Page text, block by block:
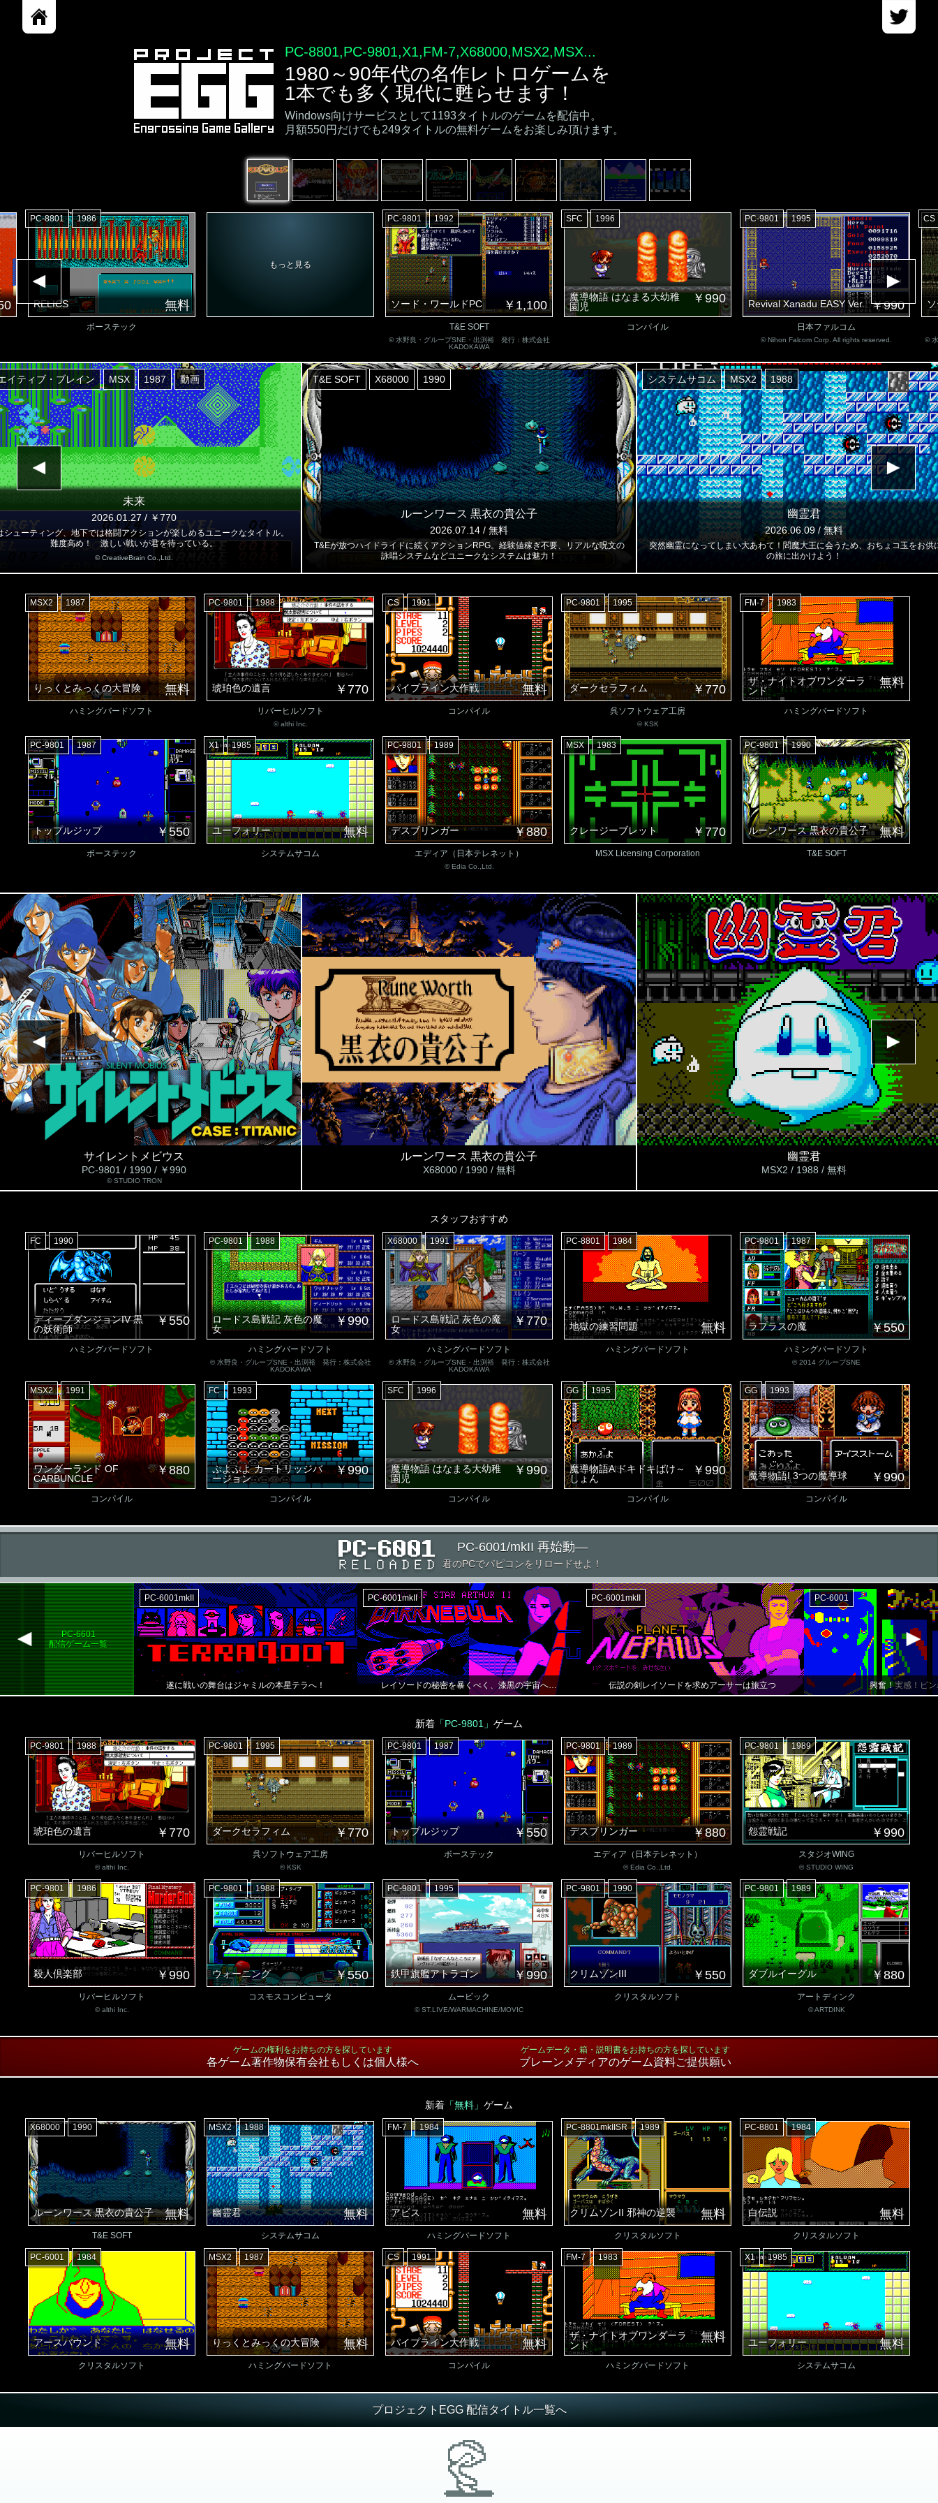
PC-8801,PC-9801,X1,FM-7,X68000,MSX2,MSX...
1980～90年代の名作レトロゲームを
1本でも多く現代に甦らせます！
Windows向けサービスとして1193タイトルのゲームを配信中。
月額550円だけでも249タイトルの無料ゲームをお楽しみ頂けます。
RELICS 無料
PC-8801 1986
ボーステック
もっと見る
ソード・ワールドPC ￥1,100
PC-9801 1992
T&E SOFT
© 水野良・グループSNE・出渕裕 発行：株式会社
KADOKAWA
魔導物語 はなまる大幼稚
園児
￥990
SFC 1996
コンパイル
Revival Xanadu EASY Ver. ￥990
PC-9801 1995
日本ファルコム
© Nihon Falcom Corp. All rights reserved.
CS
©
未来
2026.01.27 / ￥770
シューティング、地下では格闘アクションが楽しめるユニークなタイトル。
難度高め！ 激しい戦いが君を待っている。
© CreativeBrain Co.,Ltd.
イティブ・ブレイン MSX 1987 動画
ルーンワース 黒衣の貴公子
2026.07.14 / 無料
T&Eが放つハイドライドに続くアクションRPG。経験値稼ぎ不要、リアルな呪文の
詠唱システムなどユニークなシステムは魅力！
T&E SOFT X68000 1990
幽霊君
2026.06.09 / 無料
突然幽霊になってしまい大あわて！閻魔大王に会うため、おちょコ玉をお供
の旅に出かけよう！
システムサコム MSX2 1988
りっくとみっくの大冒険 無料
MSX2 1987
ハミングバードソフト
琥珀色の遺言 ￥770
PC-9801 1988
リバーヒルソフト
© althi Inc.
パイプライン大作戦 無料
CS 1991
コンパイル
ダークセラフィム ￥770
PC-9801 1995
呉ソフトウェア工房
© KSK
ザ・ナイトオブワンダーラ
ンド
無料
FM-7 1983
ハミングバードソフト
トップルジップ ￥550
PC-9801 1987
ボーステック
ユーフォリー 無料
X1 1985
システムサコム
デスブリンガー ￥880
PC-9801 1989
エディア（日本テレネット）
© Edia Co.,Ltd.
クレージーブレット ￥770
MSX 1983
MSX Licensing Corporation
ルーンワース 黒衣の貴公子 無料
PC-9801 1990
T&E SOFT
サイレントメビウス
PC-9801 / 1990 / ￥990
© STUDIO TRON
ルーンワース 黒衣の貴公子
X68000 / 1990 / 無料
幽霊君
MSX2 / 1988 / 無料
スタッフおすすめ
ディープダンジョンIV 黒
の妖術師
￥550
FC 1990
ハミングバードソフト
ロードス島戦記 灰色の魔
女
￥990
PC-9801 1988
ハミングバードソフト
© 水野良・グループSNE・出渕裕 発行：株式会社
KADOKAWA
ロードス島戦記 灰色の魔
女
￥770
X68000 1991
ハミングバードソフト
© 水野良・グループSNE・出渕裕 発行：株式会社
KADOKAWA
地獄の練習問題 無料
PC-8801 1984
ハミングバードソフト
ラプラスの魔 ￥550
PC-9801 1987
ハミングバードソフト
© 2014 グループSNE
ワンダーランド OF
CARBUNCLE
￥880
MSX2 1991
コンパイル
ぷよぷよ カートリッジバ
ージョン
￥990
FC 1993
コンパイル
魔導物語 はなまる大幼稚
園児
￥990
SFC 1996
コンパイル
魔導物語A ドキドキばけ～
しょん
￥990
GG 1995
コンパイル
魔導物語I 3つの魔導球 ￥990
GG 1993
コンパイル
PC-6001/mkII 再始動―
君のPCでパピコンをリロードせよ！
PC-6601
配信ゲーム一覧
遂に戦いの舞台はジャミルの本星テラへ！
PC-6001mkII
レイソードの秘密を暴くべく、漆黒の宇宙へ…
PC-6001mkII
伝説の剣レイソードを求めアーサーは旅立つ
PC-6001mkII
興奮！実感！ピ
PC-6001
新着 「PC-9801」 ゲーム
琥珀色の遺言 ￥770
PC-9801 1988
リバーヒルソフト
© althi Inc.
ダークセラフィム ￥770
PC-9801 1995
呉ソフトウェア工房
© KSK
トップルジップ ￥550
PC-9801 1987
ボーステック
デスブリンガー ￥880
PC-9801 1989
エディア（日本テレネット）
© Edia Co.,Ltd.
怨霊戦記 ￥990
PC-9801 1989
スタジオWING
© STUDIO WING
殺人倶楽部 ￥990
PC-9801 1986
リバーヒルソフト
© althi Inc.
ウォーニング ￥550
PC-9801 1988
コスモスコンピュータ
鉄甲旗艦アトラゴン ￥990
PC-9801 1995
ムービック
© ST.LIVE/WARMACHINE/MOVIC
クリムゾンIII ￥550
PC-9801 1990
クリスタルソフト
ダブルイーグル ￥880
PC-9801 1989
アートディンク
© ARTDINK
ゲームの権利をお持ちの方を探しています
各ゲーム著作物保有会社もしくは個人様へ
ゲームデータ・箱・説明書をお持ちの方を探しています
ブレーンメディアのゲーム資料ご提供願い
新着 「無料」 ゲーム
ルーンワース 黒衣の貴公子 無料
X68000 1990
T&E SOFT
幽霊君 無料
MSX2 1988
システムサコム
アビス 無料
FM-7 1984
ハミングバードソフト
クリムゾンII 邪神の逆襲 無料
PC-8801mkIISR 1989
クリスタルソフト
白伝説 無料
PC-8801 1984
クリスタルソフト
アースバウンド 無料
PC-6001 1984
クリスタルソフト
りっくとみっくの大冒険 無料
MSX2 1987
ハミングバードソフト
パイプライン大作戦 無料
CS 1991
コンパイル
ザ・ナイトオブワンダーラ
ンド
無料
FM-7 1983
ハミングバードソフト
ユーフォリー 無料
X1 1985
システムサコム
プロジェクトEGG 配信タイトル一覧へ